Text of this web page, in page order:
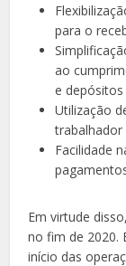
para o
ao
e depósitos
Utilização
trabalhador
Facilidade
Em virtude
no fim de 2020.
início das